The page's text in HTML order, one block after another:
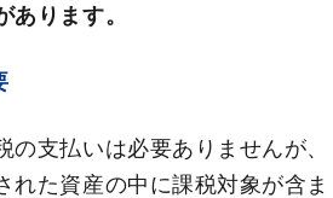
あります。
の支払いは必要ありませんが、
れた資産の中に課税対象が含ま